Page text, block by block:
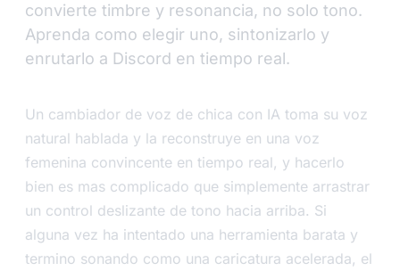
convierte timbre y resonancia, no solo tono.
Aprenda como elegir uno, sintonizarlo y
enrutarlo a Discord en tiempo real.
Un cambiador de voz de chica con IA toma su voz
natural hablada y la reconstruye en una voz
femenina convincente en tiempo real, y hacerlo
bien es mas complicado que simplemente arrastrar
un control deslizante de tono hacia arriba. Si
alguna vez ha intentado una herramienta barata y
termino sonando como una caricatura acelerada, el